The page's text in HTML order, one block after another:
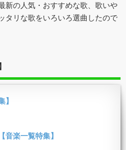
新の人気・おすすめな歌、歌いや
タリな歌をいろいろ選曲したので
】
音楽一覧特集】